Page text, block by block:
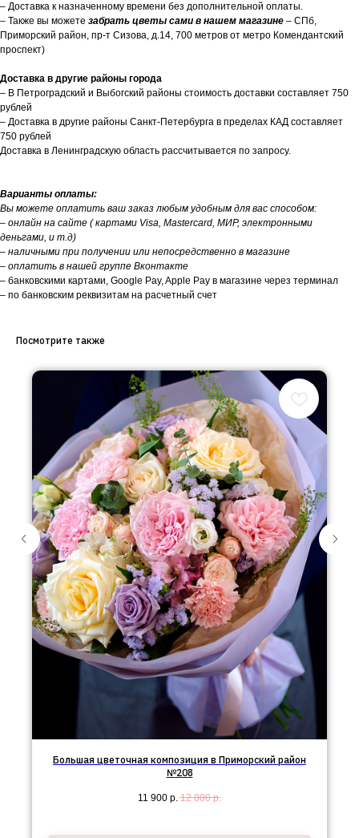
– Доставка к назначенному времени без дополнительной оплаты.
– Также вы можете забрать цветы сами в нашем магазине – СПб,
Приморский район, пр-т Сизова, д.14, 700 метров от метро Комендантский
проспект)
Доставка в другие районы города
– В Петроградский и Выбогский районы стоимость доставки составляет 750
рублей
– Доставка в другие районы Санкт-Петербурга в пределах КАД составляет
750 рублей
Доставка в Ленинградскую область рассчитывается по запросу.
Варианты оплаты:
Вы можете оплатить ваш заказ любым удобным для вас способом:
– онлайн на сайте ( картами Visa, Mastercard, МИР, электронными
деньгами, и т.д)
– наличными при получении или непосредственно в магазине
– оплатить в нашей группе Вконтакте
– банковскими картами, Google Pay, Apple Pay в магазине через терминал
– по банковским реквизитам на расчетный счет
Посмотрите также
Большая цветочная композиция в Приморский район
№208
11 900 р. 12 800 р.